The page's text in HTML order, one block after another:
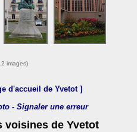
images)
d'accueil de Yvetot ]
- Signaler une erreur
voisines de Yvetot